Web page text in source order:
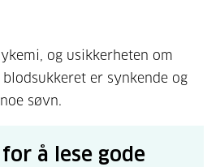
og usikkerheten om
er synkende og
søvn.
å lese gode